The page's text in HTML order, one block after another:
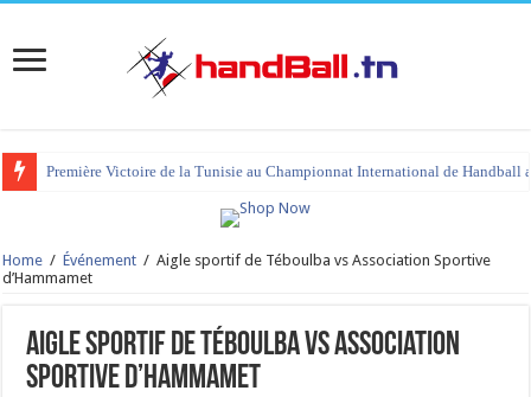
Première Victoire de la Tunisie au Championnat International de Handball
Home / Événement / Aigle sportif de Téboulba vs Association Sportive
d’Hammamet
Aigle sportif de Téboulba vs Association
Sportive d’Hammamet